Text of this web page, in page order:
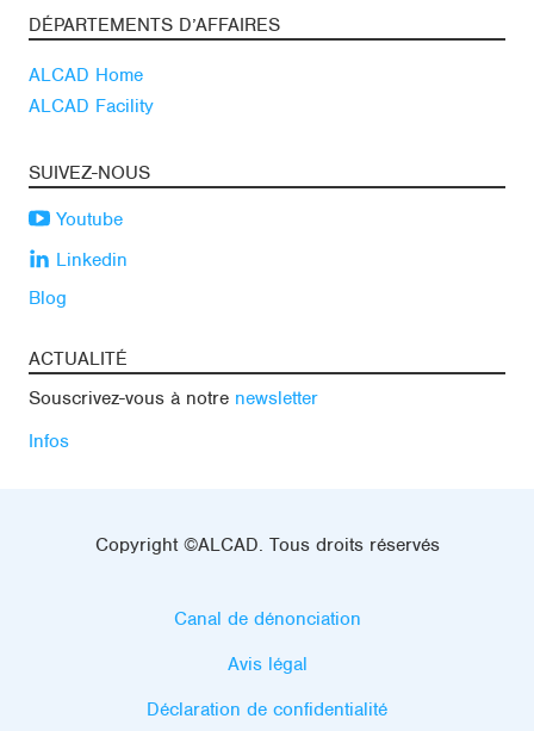
DÉPARTEMENTS D’AFFAIRES
ALCAD Home
ALCAD Facility
SUIVEZ-NOUS
Youtube
Linkedin
Blog
ACTUALITÉ
Souscrivez-vous à notre newsletter
Infos
Copyright ©ALCAD. Tous droits réservés
Canal de dénonciation
Avis légal
Déclaration de confidentialité